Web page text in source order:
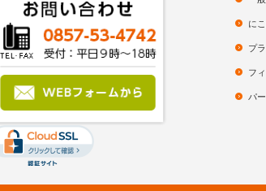
に
プ
フ
パ